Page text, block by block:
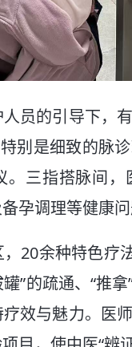
员的引导下，
别是细致的脉
。三指搭脉间
孕调理等健康
20余种特色疗
罐”的疏通、“推
效与魅力。医